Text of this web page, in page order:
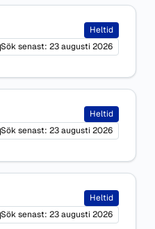
Heltid
Sök senast: 23 augusti 2026
Heltid
Sök senast: 23 augusti 2026
Heltid
Sök senast: 23 augusti 2026